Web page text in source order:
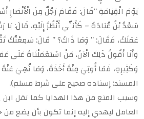
يَوْمَ الْقِيَامَةِ “قَالَ: فَقَامَ رَجُلٌ مِنَ الْأَنْصَارِ
سَعْدُ بْنُ عُبَادَةَ – كَأَنِّي أَنْظُرُ إِلَيْهِ، قَالَ: يَا
عَمَلَكَ، فَقَالَ: ” وَمَا ذَاكَ؟ ” قَالَ: سَمِعْتُكَ
وَأَنَا أَقُولُ ذَلِكَ الْآنَ، مَنْ اسْتَعْمَلْنَاهُ عَلَى
وَكَثِيرِهِ، فَمَا أُوتِيَ مِنْهُ أَخَذَهُ، وَمَا نُهِيَ
المسند: إسناده صحيح على شرط مسلم).
وسبب المنع من هذا الهدايا كما نقل
العامل ليهدي إليه إنما تكون بأن يضع